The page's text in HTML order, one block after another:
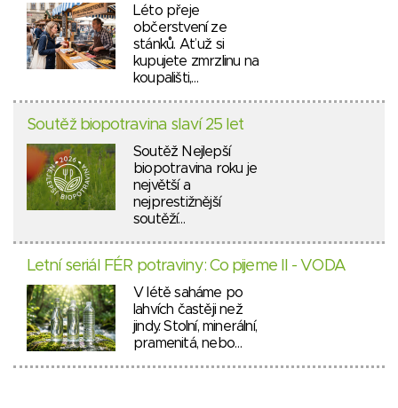
Léto přeje
občerstvení ze
stánků. Ať už si
kupujete zmrzlinu na
koupališti,…
Soutěž biopotravina slaví 25 let
Soutěž Nejlepší
biopotravina roku je
největší a
nejprestižnější
soutěží…
Letní seriál FÉR potraviny: Co pijeme II - VODA
V létě saháme po
lahvích častěji než
jindy. Stolní, minerální,
pramenitá, nebo…